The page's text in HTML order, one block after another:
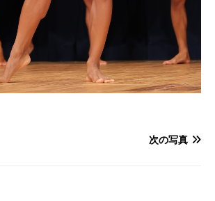
次の写真